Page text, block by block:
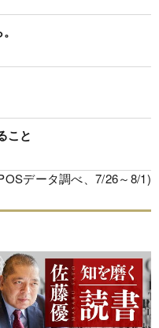
こと
データ調べ、7/26～8/1)